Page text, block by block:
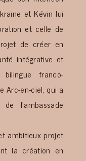
et Kévin lui
et celle de
de créer en
intégrative et
franco-
Arc-en-ciel, qui a
l’ambassade
ambitieux projet
la création en